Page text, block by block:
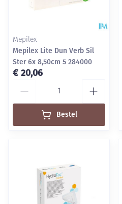
Mepilex
Mepilex Lite Dun Verb Sil
Ster 6x 8,50cm 5 284000
€ 20,06
Bestel